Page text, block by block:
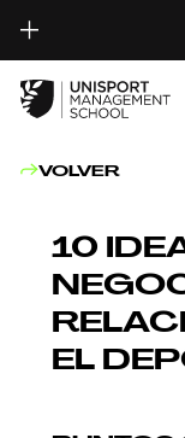
VOLVER
10
EL